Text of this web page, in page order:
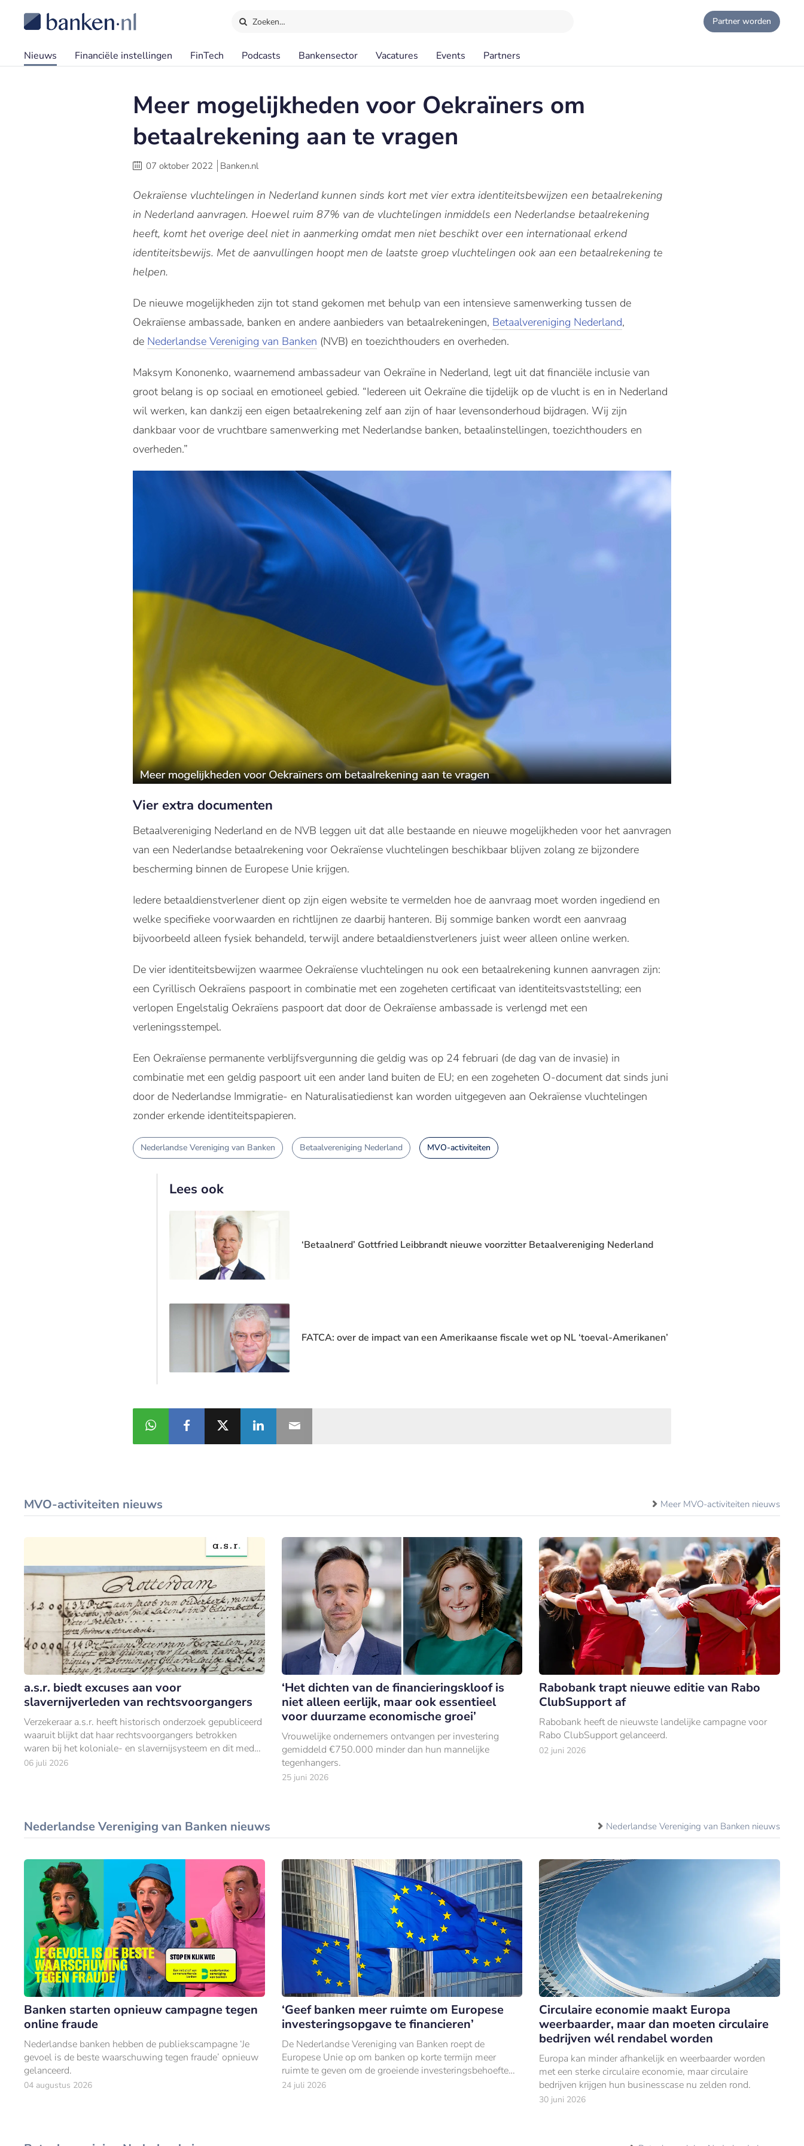
Zoeken… Partner worden
Nieuws Financiële instellingen FinTech Podcasts Bankensector Vacatures Events Partners
Meer mogelijkheden voor Oekraïners om
betaalrekening aan te vragen
07 oktober 2022 Banken.nl
Oekraïense vluchtelingen in Nederland kunnen sinds kort met vier extra identiteitsbewijzen een betaalrekening
in Nederland aanvragen. Hoewel ruim 87% van de vluchtelingen inmiddels een Nederlandse betaalrekening
heeft, komt het overige deel niet in aanmerking omdat men niet beschikt over een internationaal erkend
identiteitsbewijs. Met de aanvullingen hoopt men de laatste groep vluchtelingen ook aan een betaalrekening te
helpen.
De nieuwe mogelijkheden zijn tot stand gekomen met behulp van een intensieve samenwerking tussen de
Oekraïense ambassade, banken en andere aanbieders van betaalrekeningen, Betaalvereniging Nederland,
de Nederlandse Vereniging van Banken (NVB) en toezichthouders en overheden.
Maksym Kononenko, waarnemend ambassadeur van Oekraïne in Nederland, legt uit dat financiële inclusie van
groot belang is op sociaal en emotioneel gebied. “Iedereen uit Oekraïne die tijdelijk op de vlucht is en in Nederland
wil werken, kan dankzij een eigen betaalrekening zelf aan zijn of haar levensonderhoud bijdragen. Wij zijn
dankbaar voor de vruchtbare samenwerking met Nederlandse banken, betaalinstellingen, toezichthouders en
overheden.”
Vier extra documenten
Betaalvereniging Nederland en de NVB leggen uit dat alle bestaande en nieuwe mogelijkheden voor het aanvragen
van een Nederlandse betaalrekening voor Oekraïense vluchtelingen beschikbaar blijven zolang ze bijzondere
bescherming binnen de Europese Unie krijgen.
Iedere betaaldienstverlener dient op zijn eigen website te vermelden hoe de aanvraag moet worden ingediend en
welke specifieke voorwaarden en richtlijnen ze daarbij hanteren. Bij sommige banken wordt een aanvraag
bijvoorbeeld alleen fysiek behandeld, terwijl andere betaaldienstverleners juist weer alleen online werken.
De vier identiteitsbewijzen waarmee Oekraïense vluchtelingen nu ook een betaalrekening kunnen aanvragen zijn:
een Cyrillisch Oekraïens paspoort in combinatie met een zogeheten certificaat van identiteitsvaststelling; een
verlopen Engelstalig Oekraïens paspoort dat door de Oekraïense ambassade is verlengd met een
verleningsstempel.
Een Oekraïense permanente verblijfsvergunning die geldig was op 24 februari (de dag van de invasie) in
combinatie met een geldig paspoort uit een ander land buiten de EU; en een zogeheten O-document dat sinds juni
door de Nederlandse Immigratie- en Naturalisatiedienst kan worden uitgegeven aan Oekraïense vluchtelingen
zonder erkende identiteitspapieren.
Nederlandse Vereniging van Banken Betaalvereniging Nederland MVO-activiteiten
Lees ook
‘Betaalnerd’ Gottfried Leibbrandt nieuwe voorzitter Betaalvereniging Nederland
FATCA: over de impact van een Amerikaanse fiscale wet op NL ‘toeval-Amerikanen’
MVO-activiteiten nieuws Meer MVO-activiteiten nieuws
a.s.r. biedt excuses aan voor
slavernijverleden van rechtsvoorgangers
Verzekeraar a.s.r. heeft historisch onderzoek gepubliceerd
waaruit blijkt dat haar rechtsvoorgangers betrokken
waren bij het koloniale- en slavernijsysteem en dit mede
mogelijk maakten.
06 juli 2026
‘Het dichten van de financieringskloof is
niet alleen eerlijk, maar ook essentieel
voor duurzame economische groei’
Vrouwelijke ondernemers ontvangen per investering
gemiddeld €750.000 minder dan hun mannelijke
tegenhangers.
25 juni 2026
Rabobank trapt nieuwe editie van Rabo
ClubSupport af
Rabobank heeft de nieuwste landelijke campagne voor
Rabo ClubSupport gelanceerd.
02 juni 2026
Nederlandse Vereniging van Banken nieuws Nederlandse Vereniging van Banken nieuws
Banken starten opnieuw campagne tegen
online fraude
Nederlandse banken hebben de publiekscampagne ‘Je
gevoel is de beste waarschuwing tegen fraude’ opnieuw
gelanceerd.
04 augustus 2026
‘Geef banken meer ruimte om Europese
investeringsopgave te financieren’
De Nederlandse Vereniging van Banken roept de
Europese Unie op om banken op korte termijn meer
ruimte te geven om de groeiende investeringsbehoefte
van Europa te financieren.
24 juli 2026
Circulaire economie maakt Europa
weerbaarder, maar dan moeten circulaire
bedrijven wél rendabel worden
Europa kan minder afhankelijk en weerbaarder worden
met een sterke circulaire economie, maar circulaire
bedrijven krijgen hun businesscase nu zelden rond.
30 juni 2026